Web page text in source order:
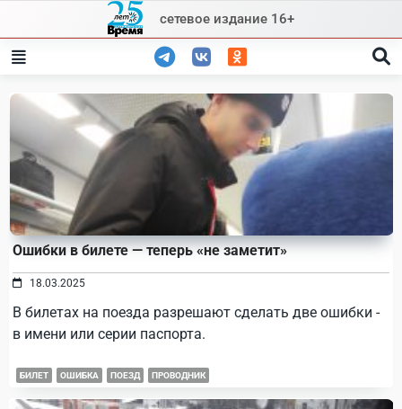
content
сетевое издание 16+
Ошибки в билете — теперь «не заметит»
18.03.2025
В билетах на поезда разрешают сделать две ошибки -
в имени или серии паспорта.
БИЛЕТ ОШИБКА ПОЕЗД ПРОВОДНИК